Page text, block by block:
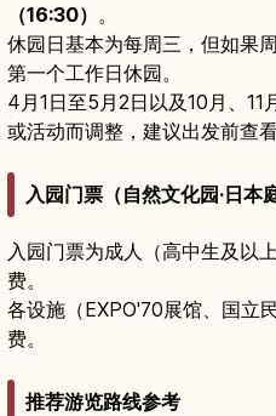
（16:30） 。
休园日基本为每周三，但如果
第一个工作日休园。
4月1日至5月2日以及10月、
或活动而调整，建议出发前查
入园门票（自然文化园·日本
入园门票为成人（高中生及以
费。
各设施（EXPO'70展馆、国立
费。
推荐游览路线参考